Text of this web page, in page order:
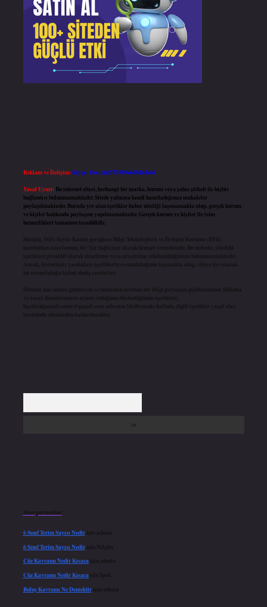
Reklam ve İletişim:Skype: live:.cid.575569c608265c69
Yasal Uyarı: Bu internet sitesi, herhangi bir marka, kurum veya şahıs şirketi ile hiçbir
bağlantısı bulunmamaktadır. Sitede yalnızca kendi hazırladığımız makaleler
paylaşılmaktadır. Burada yer alan içerikler haber niteliği taşımamakta olup, gerçek kurum
ve kişiler hakkında paylaşım yapılmamaktadır. Gerçek kurum ve kişiler ile isim
benzerlikleri tamamen tesadüfidir.
Sitemiz, 5651 Sayılı Kanun gereğince Bilgi Teknolojileri ve İletişim Kurumu (BTK)
tarafından onaylanmış bir Yer Sağlayıcı olarak hizmet vermektedir. Bu nedenle, sitedeki
içerikleri proaktif olarak denetleme veya araştırma yükümlülüğümüz bulunmamaktadır.
Ancak, üyelerimiz yazdıkları içeriklerin sorumluluğunu taşımakta olup, siteye üye olarak
bu sorumluluğu kabul etmiş sayılırlar.
Sitemiz, kar amacı gütmeyen ve tamamen ücretsiz bir bilgi paylaşım platformudur. Hukuka
ve yasal düzenlemelere aykırı olduğunu düşündüğünüz içerikleri,
backlinkpanelicomtr@gmail.com adresine bildirmeniz halinde, ilgili içerikler yasal süre
içerisinde sitemizden kaldırılacaktır.
Son yorumlar
6 Sınıf Terim Sayısı Nediriçin admin
6 Sınıf Terim Sayısı Nediriçin Nilgün
Cüz Kavramı Nedir Kısacaiçin admin
Cüz Kavramı Nedir Kısacaiçin
İpek
Buluş Kavramı Ne Demektiriçin admin